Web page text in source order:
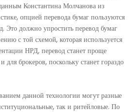
Константина Молчанова из
опцией перевода бумаг пользуются
Это должно упростить перевод бумаг
с той схемой, которая используется
НРД, перевод станет проще
для брокеров, поскольку станет гораздо
данной технологии могут разные
так и ритейловые. По